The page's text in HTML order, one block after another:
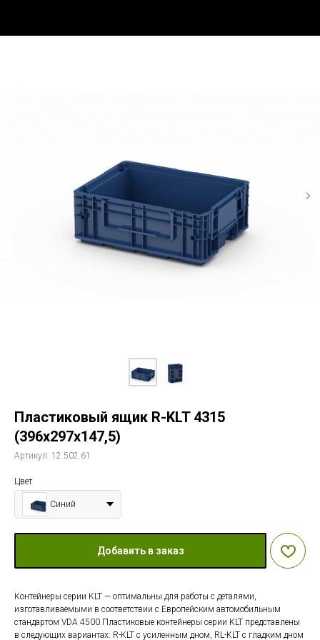
Пластиковый ящик R-KLT 4315
(396х297х147,5)
Артикул: 12.502.61
Цвет
Синий
Добавить в заказ
Контейнеры серии KLT — оптимальны для работы с деталями,
изготавливаемыми в соответствии с Европейским автомобильным
стандартом VDA 4500.Пластиковые контейнеры серии KLT представлены
в следующих вариантах: R-KLT с усиленным дном, RL-KLT с гладким дном